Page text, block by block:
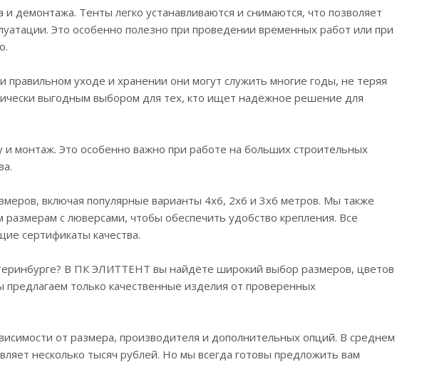
Тенты легко устанавливаются и снимаются, что позволяет
Это особенно полезно при проведении временных работ или при
уходе и хранении они могут служить многие годы, не теряя
выгодным выбором для тех, кто ищет надёжное решение для
и монтаж. Это особенно важно при работе на больших строительных
включая популярные варианты 4х6, 2х6 и 3х6 метров. Мы также
с люверсами, чтобы обеспечить удобство крепления. Все
сертификаты качества.
В ПК ЭЛИТТЕНТ вы найдёте широкий выбор размеров, цветов
только качественные изделия от проверенных
от размера, производителя и дополнительных опций. В среднем
несколько тысяч рублей. Но мы всегда готовы предложить вам